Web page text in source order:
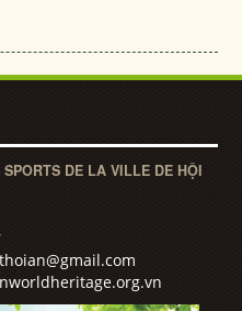
DE LA VILLE DE HỘI